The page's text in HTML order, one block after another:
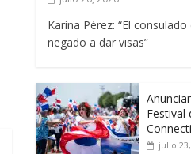
Karina Pérez: “El consulado
negado a dar visas”
Festival
julio